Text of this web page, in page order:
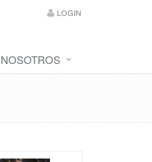
LOGIN
NOSOTROS